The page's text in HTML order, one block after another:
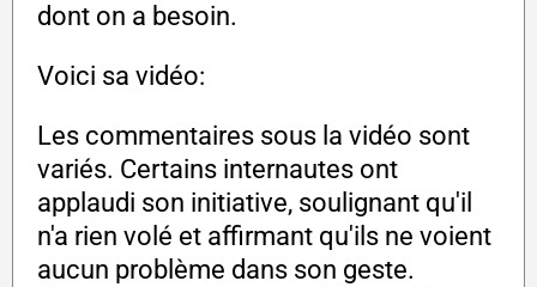
dont on a besoin.
Voici sa vidéo:
Les commentaires sous la vidéo sont
variés. Certains internautes ont
applaudi son initiative, soulignant qu'il
n'a rien volé et affirmant qu'ils ne voient
aucun problème dans son geste.